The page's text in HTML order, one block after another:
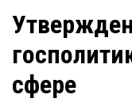
сфере